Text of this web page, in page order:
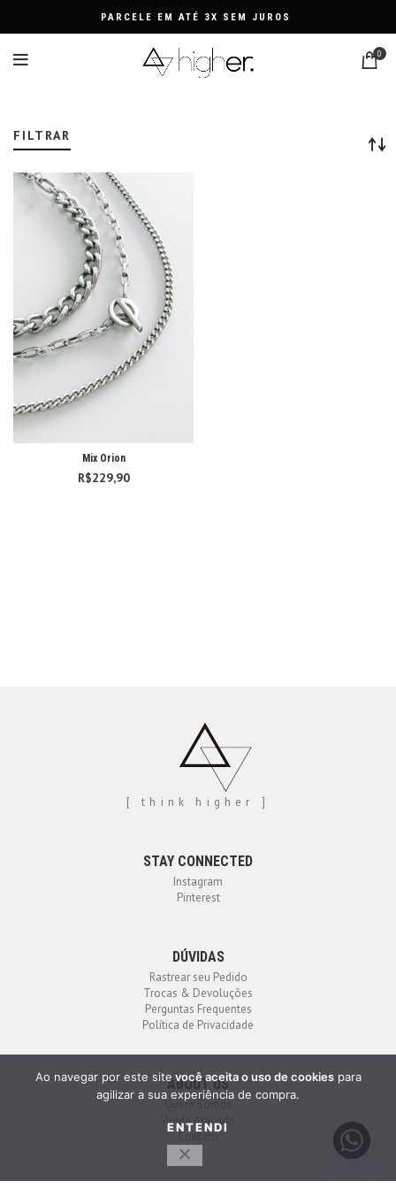
PARCELE EM ATÉ 3X SEM JUROS
0
CORRENTES
FILTRAR
Mix Orion
R$229,90
[ think higher ]
STAY CONNECTED
Instagram
Pinterest
DÚVIDAS
Rastrear seu Pedido
Trocas & Devoluções
Perguntas Frequentes
Política de Privacidade
ABOUT US
Quem Somos
Venda Atacado
Contato
Ao navegar por este sitevocê aceita o uso de cookiespara
agilizar a sua experiência de compra.
ENTENDI